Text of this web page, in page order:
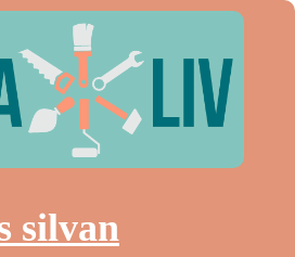
silvan